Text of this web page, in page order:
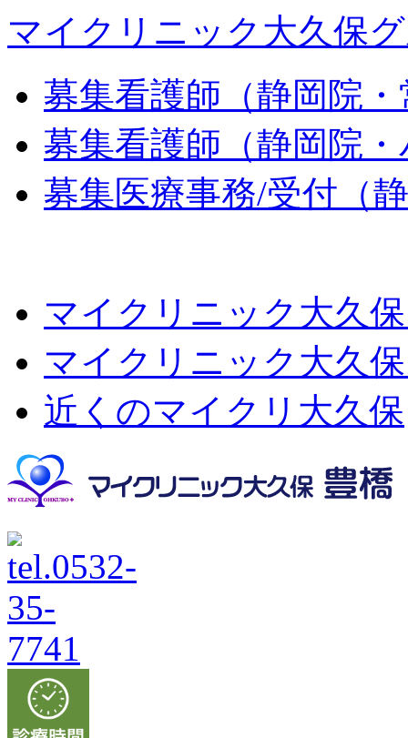
マイクリニック大久保
募集看護師（静岡院
募集看護師（静岡院
募集医療事務/受付（
マイクリニック大久
マイクリニック大久
近くのマイクリ大久保